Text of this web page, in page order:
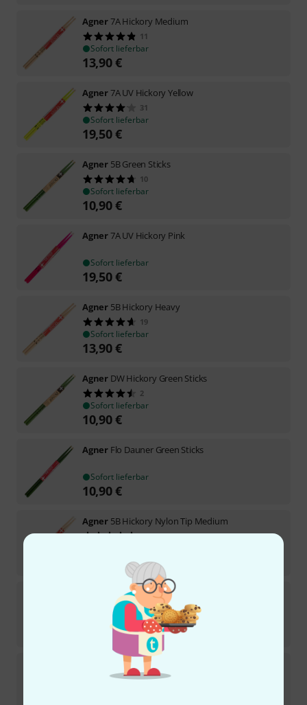
Agner7A Hickory Medium
11
Sofort lieferbar
13,90€
Agner7A UV Hickory Yellow
31
Sofort lieferbar
19,50€
Agner 5B Green Sticks
10
Sofort lieferbar
10,90€
Agner7A UV Hickory Pink
Sofort lieferbar
19,50€
Agner 5B Hickory Heavy
19
Sofort lieferbar
13,90€
Agner DW Hickory Green Sticks
2
Sofort lieferbar
10,90€
Agner Flo Dauner Green Sticks
Sofort lieferbar
10,90€
Agner 5B Hickory Nylon Tip Medium
11
SD-40 Maple
1
Sofort lieferbar
13,90€
DW Hickory Light
9